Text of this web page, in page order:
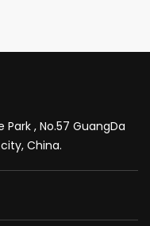
, No.57 GuangDa
China.